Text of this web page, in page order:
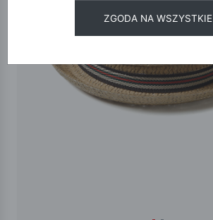
ZGODA NA WSZYSTKIE